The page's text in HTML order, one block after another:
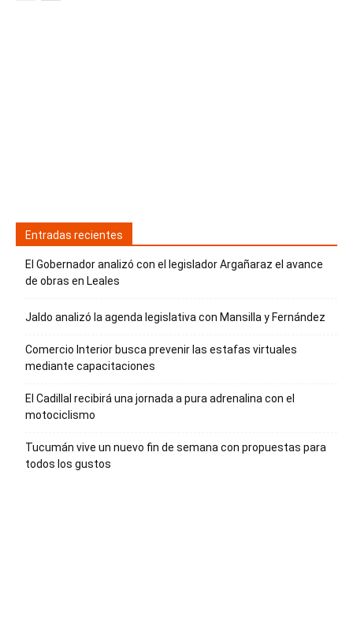
Entradas recientes
El Gobernador analizó con el legislador Argañaraz el avance
de obras en Leales
Jaldo analizó la agenda legislativa con Mansilla y Fernández
Comercio Interior busca prevenir las estafas virtuales
mediante capacitaciones
El Cadillal recibirá una jornada a pura adrenalina con el
motociclismo
Tucumán vive un nuevo fin de semana con propuestas para
todos los gustos